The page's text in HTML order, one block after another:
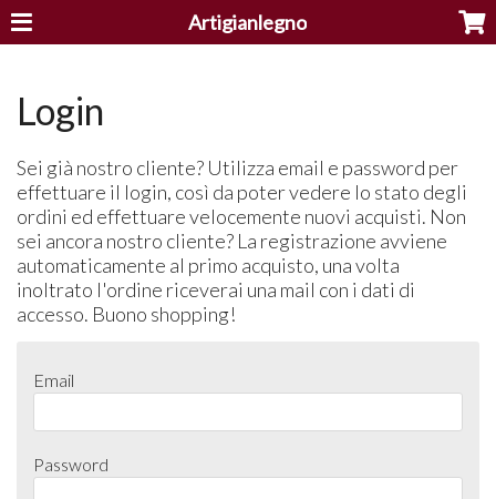
Artigianlegno
Login
Sei già nostro cliente? Utilizza email e password per
effettuare il login, così da poter vedere lo stato degli
ordini ed effettuare velocemente nuovi acquisti. Non
sei ancora nostro cliente? La registrazione avviene
automaticamente al primo acquisto, una volta
inoltrato l'ordine riceverai una mail con i dati di
accesso. Buono shopping!
Email
Password